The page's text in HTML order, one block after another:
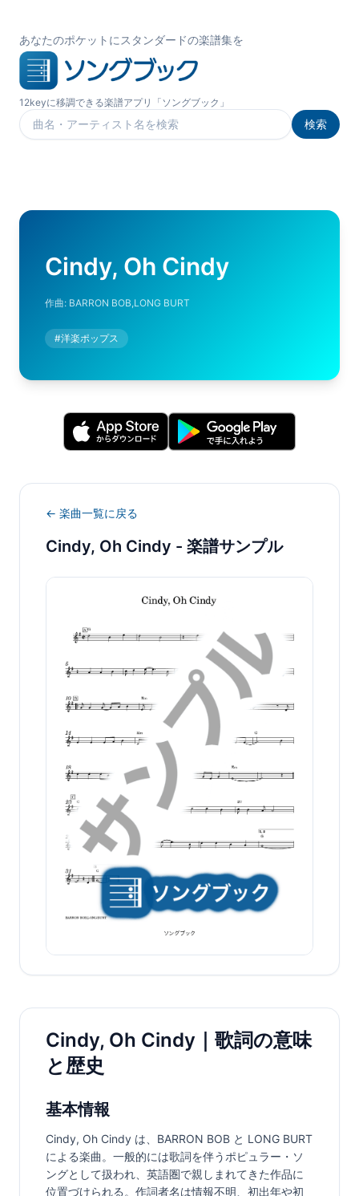
あなたのポケットにスタンダードの楽譜集を
12keyに移調できる楽譜アプリ「ソングブック」
楽曲を検索
検索
Cindy, Oh Cindy
作曲: BARRON BOB,LONG BURT
#洋楽ポップス
← 楽曲一覧に戻る
Cindy, Oh Cindy - 楽譜サンプル
Cindy, Oh Cindy｜歌詞の意味
と歴史
基本情報
Cindy, Oh Cindy は、BARRON BOB と LONG BURT
による楽曲。一般的には歌詞を伴うポピュラー・ソ
ングとして扱われ、英語圏で親しまれてきた作品に
位置づけられる。作詞者名は情報不明、初出年や初